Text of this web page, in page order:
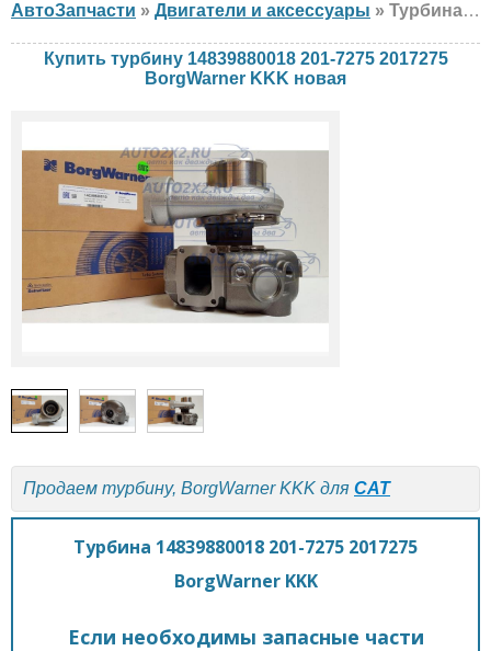
АвтоЗапчасти » Двигатели и аксессуары » Турбина BorgWarner KKK 14839880018 201-7275 2017275 CAT, новая
Купить турбину 14839880018 201-7275 2017275
BorgWarner KKK новая
Продаем турбину, BorgWarner KKK для CAT
Турбина 14839880018 201-7275 2017275
BorgWarner KKK
Если необходимы запасные части